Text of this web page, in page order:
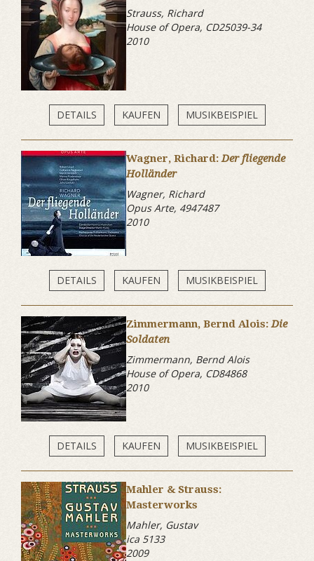
Strauss, Richard
House of Opera, CD25039-34
2010
DETAILS KAUFEN MUSIKBEISPIEL
Wagner, Richard:Der fliegende
Holländer
Wagner, Richard
Opus Arte, 4947487
2010
DETAILS KAUFEN MUSIKBEISPIEL
Zimmermann, Bernd Alois:Die
Soldaten
Zimmermann, Bernd Alois
House of Opera, CD84868
2010
DETAILS KAUFEN MUSIKBEISPIEL
Mahler & Strauss:
Masterworks
Mahler, Gustav
ica 5133
2009